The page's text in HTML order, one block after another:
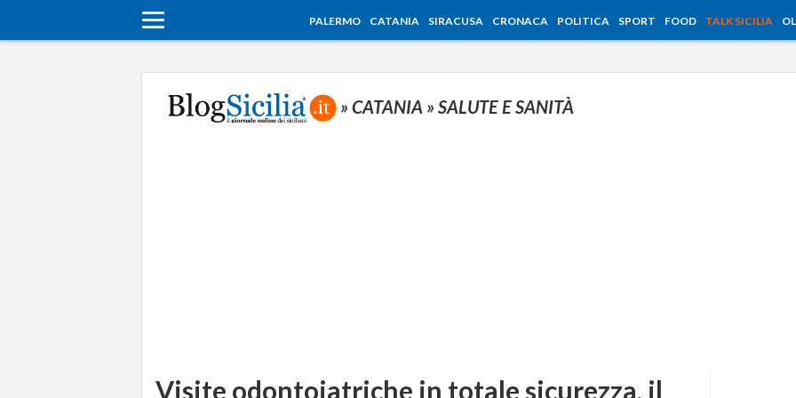
PALERMO CATANIA SIRACUSA CRONACA POLITICA SPORT FOOD TALK SICILIA
» CATANIA » SALUTE E SANITÀ
Visite odontoiatriche in totale sicurezza, il